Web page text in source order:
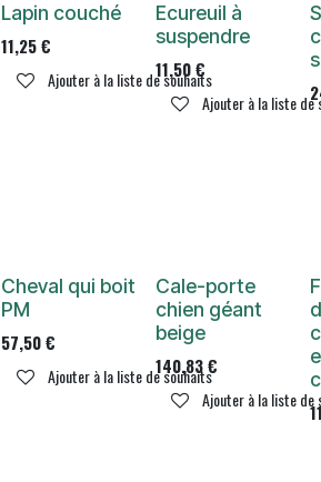
Lapin couché
11,25€
Ajouter à la liste de souhaits
Ecureuil à
suspendre
11,50€
Ajouter à la liste de
Cheval qui boit
PM
57,50€
Ajouter à la liste de souhaits
Cale-porte
chien géant
beige
140,83€
Ajouter à la liste de